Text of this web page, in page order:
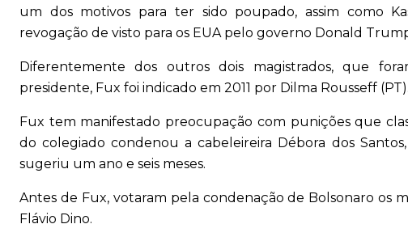
um dos motivos para ter sido poupado, assim como
revogação de visto para os EUA pelo governo Donald
Diferentemente dos outros dois magistrados, que
presidente, Fux foi indicado em 2011 por Dilma Rousseff (PT).
Fux tem manifestado preocupação com punições que
do colegiado condenou a cabeleireira Débora dos
sugeriu um ano e seis meses.
Antes de Fux, votaram pela condenação de Bolsonaro os
Flávio Dino.